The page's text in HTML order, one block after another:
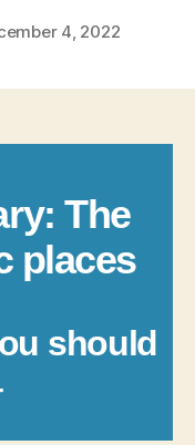
4, 2022
The
places
should